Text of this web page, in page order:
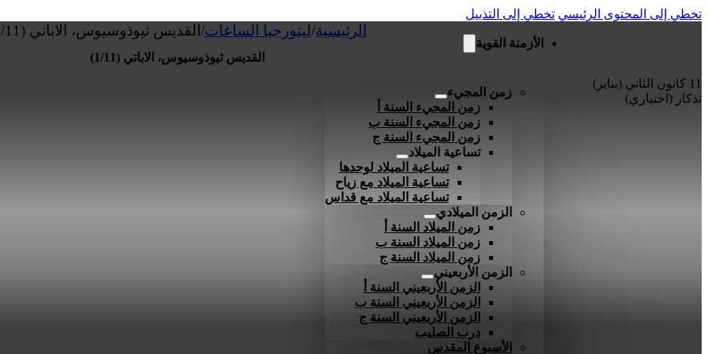
تخطي إلى المحتوى الرئيسي تخطي إلى التذييل
الأزمنة القوية
زمن المجيء
زمن المجيء السنة أ
زمن المجيء السنة ب
زمن المجيء السنة ج
تساعية الميلاد
تساعية الميلاد لوحدها
تساعية الميلاد مع زياح
تساعية الميلاد مع قداس
الزمن الميلادي
زمن الميلاد السنة أ
زمن الميلاد السنة ب
زمن الميلاد السنة ج
الزمن الأربعيني
الزمن الأربعيني السنة أ
الزمن الأربعيني السنة ب
الزمن الأربعيني السنة ج
درب الصليب
الأسبوع المقدس
الرئيسية/ليتورجيا الساعات/ القديس ثيوذوسيوس، الاباتي (1/11)
القديس ثيوذوسيوس، الاباتي (1/11)
11 كانون الثاني (يناير)
تذكار (اختياري)